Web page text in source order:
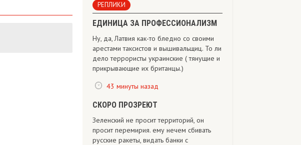
РЕПЛИКИ
ЕДИНИЦА ЗА ПРОФЕССИОНАЛИЗМ
Ну, да, Латвия как-то бледно со своими
арестами таксистов и вышивальщиц. То ли
дело террористы украинские ( тянущие и
прикрывающие их британцы.)
43 минуты назад
СКОРО ПРОЗРЕЮТ
Зеленский не просит территорий, он
просит перемирия. ему нечем сбивать
русские ракеты, видать банки с